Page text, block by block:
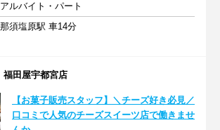
アルバイト・パート
那須塩原駅 車14分
田屋宇都宮店
【お菓子販売スタッフ】＼チーズ好き必見／
口コミで人気のチーズスイーツ店で働きませ